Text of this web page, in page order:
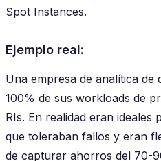
Spot Instances.
Ejemplo real:
Una empresa de analítica de
100% de sus workloads de
RIs. En realidad eran ideales
que toleraban fallos y eran
de capturar ahorros del 70-